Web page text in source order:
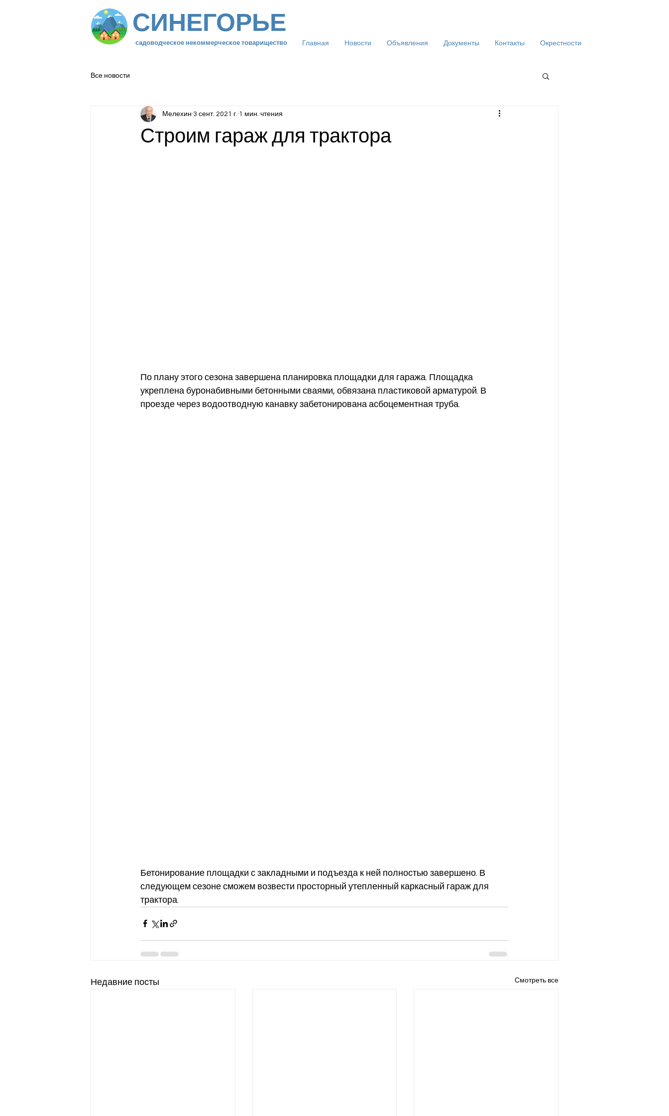
СИНЕГОРЬЕ
садоводческое некоммерческое товарищество Главная Новости Объявления Документы Контакты Окрестности
Все новости
Строим гараж для трактора
Мелехин 3 сент. 2021 г. 1 мин. чтения
По плану этого сезона завершена планировка площадки для гаража. Площадка
укреплена буронабивными бетонными сваями, обвязана пластиковой арматурой. В
проезде через водоотводную канавку забетонирована асбоцементная труба.
Бетонирование площадки с закладными и подъезда к ней полностью завершено. В
следующем сезоне сможем возвести просторный утепленный каркасный гараж для
трактора.
Недавние посты Смотреть все